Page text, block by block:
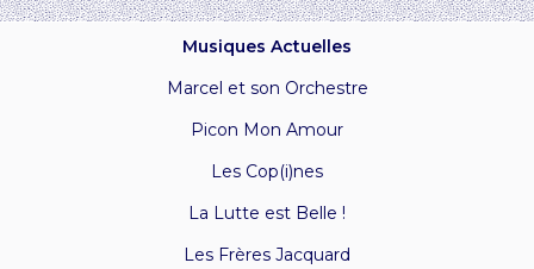
Musiques Actuelles
Marcel et son Orchestre
Picon Mon Amour
Les Cop(i)nes
La Lutte est Belle !
Les Frères Jacquard